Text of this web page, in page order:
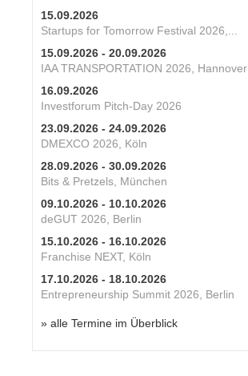
15.09.2026
Startups for Tomorrow Festival 2026,...
15.09.2026 - 20.09.2026
IAA TRANSPORTATION 2026, Hannover
16.09.2026
Investforum Pitch-Day 2026
23.09.2026 - 24.09.2026
DMEXCO 2026, Köln
28.09.2026 - 30.09.2026
Bits & Pretzels, München
09.10.2026 - 10.10.2026
deGUT 2026, Berlin
15.10.2026 - 16.10.2026
Franchise NEXT, Köln
17.10.2026 - 18.10.2026
Entrepreneurship Summit 2026, Berlin
» alle Termine im Überblick